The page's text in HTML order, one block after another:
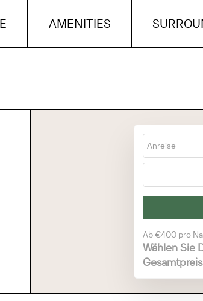
AMENITIES
Anreise
Ab€400 pro
Wählen Sie